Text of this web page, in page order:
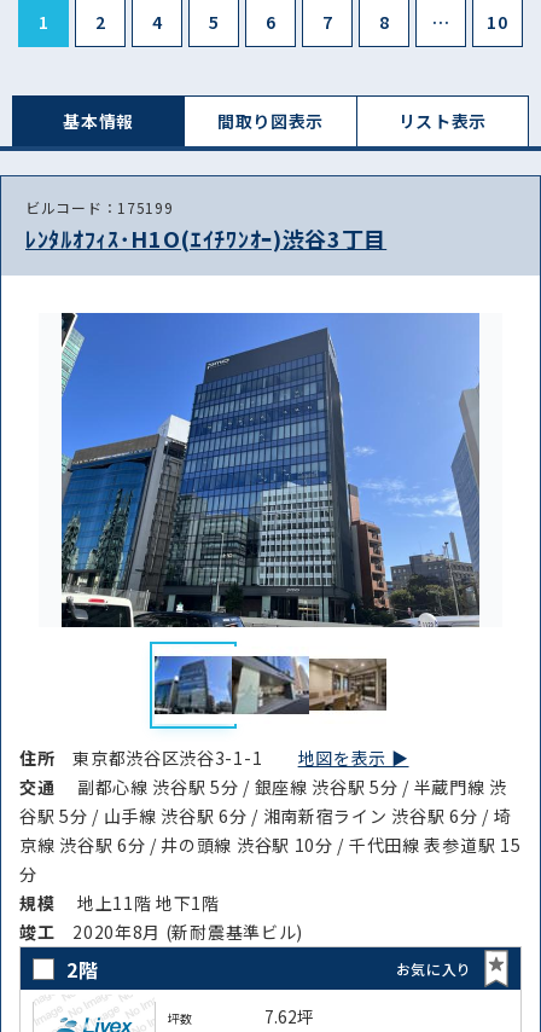
1 2 4 5 6 7 8 … 10
基本情報 間取り図表⽰ リスト表⽰
ビルコード：175199
ﾚﾝﾀﾙｵﾌｨｽ･H1O(ｴｲﾁﾜﾝｵｰ)渋谷3丁目
住所東京都渋谷区渋谷3-1-1 地図を表示 ▶︎
交通
副都心線 渋谷駅 5分 / 銀座線 渋谷駅 5分 / 半蔵門線 渋
谷駅 5分 / 山手線 渋谷駅 6分 / 湘南新宿ライン 渋谷駅 6分 / 埼
京線 渋谷駅 6分 / 井の頭線 渋谷駅 10分 / 千代田線 表参道駅 15
分
規模
地上11階 地下1階
竣⼯ 2020年8月 (新耐震基準ビル)
2階 お気に入り
坪数 7.62坪